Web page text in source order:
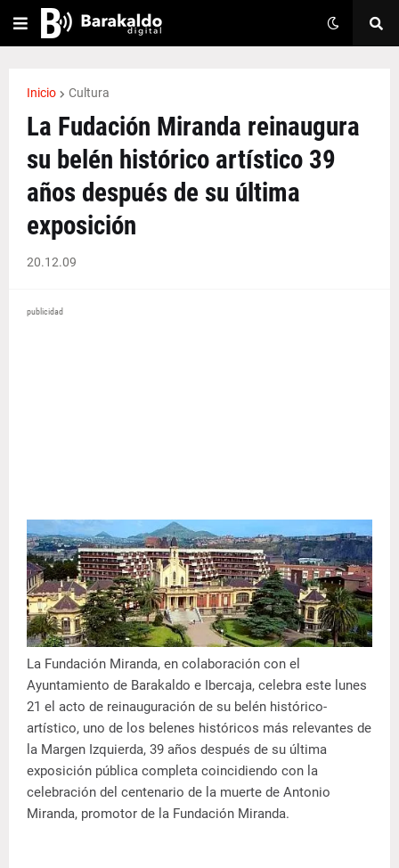
Inicio Cultura
La Fudación Miranda reinaugura
su belén histórico artístico 39
años después de su última
exposición
20.12.09
publicidad
La Fundación Miranda, en colaboración con el
Ayuntamiento de Barakaldo e Ibercaja, celebra este lunes
21 el acto de reinauguración de su belén histórico-
artístico, uno de los belenes históricos más relevantes de
la Margen Izquierda, 39 años después de su última
exposición pública completa coincidiendo con la
celebración del centenario de la muerte de Antonio
Miranda, promotor de la Fundación Miranda.